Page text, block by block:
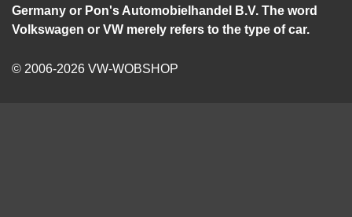
Germany or Pon's Automobielhandel B.V. The word
Volkswagen or VW merely refers to the type of car.
© 2006-2026 VW-WOBSHOP